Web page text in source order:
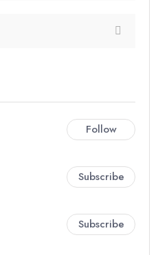
Follow
Subscribe
Subscribe